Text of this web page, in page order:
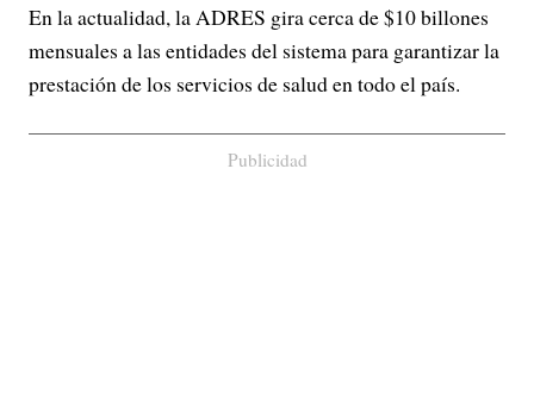
En la actualidad, la ADRES gira cerca de $10 billones
mensuales a las entidades del sistema para garantizar la
prestación de los servicios de salud en todo el país.
Publicidad